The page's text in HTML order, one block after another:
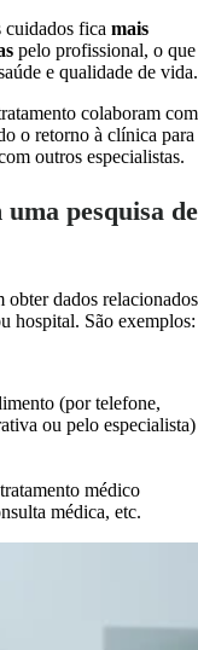
cuidados fica mais
pelo profissional, o que
e qualidade de vida.
colaboram com
o retorno à clínica para
outros especialistas.
pesquisa de
obter dados relacionados
hospital. São exemplos:
(por telefone,
ou pelo especialista)
médico
médica, etc.